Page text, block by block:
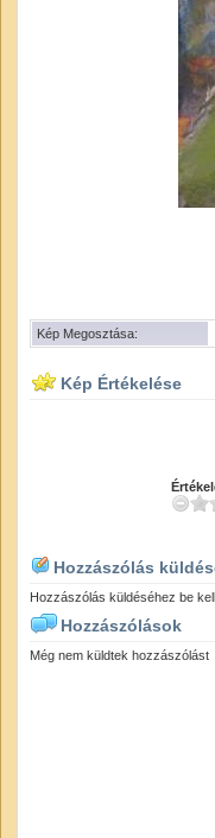
Kép Megosztása:
Kép Értékelése
Hozzászólás
Hozzászólás küldéséhez be
Hozzászólások
Még nem küldtek hozzászólást